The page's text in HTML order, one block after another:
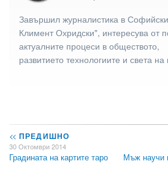
Завършил журналистика в
Климент Охридски", интересува от
актуалните процеси в обществото,
развитието технологиите и света
<< ПРЕДИШНО
30 Октомври 2014
Градината на картите таро Мъж научи